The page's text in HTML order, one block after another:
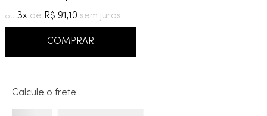
3 R$ 91,10
COMPRAR
Calcule o frete:
9
cobre escovado
10º grafite escovado